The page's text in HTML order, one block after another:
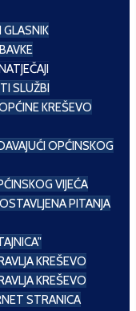
GLASNIK
SLUŽBI
KREŠEVO
OPĆINSKOG
VIJEĆA
PITANJA
KREŠEVO
KREŠEVO
STRANICA